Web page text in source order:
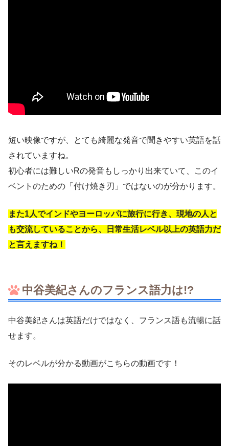
短い映像ですが、とても綺麗な発音で聞きやすい英語を話
されていますね。
初心者には難しいRの発音もしっかり出来ていて、このイ
ベントのための「付け焼き刃」ではないのが分かります。
また1人でインドやヨーロッパに旅行に行き、現地の人と
も交流していることから、日常生活レベル以上の英語力だ
と言えますね！
中谷美紀さんのフランス語力は!?
中谷美紀さんは英語だけではなく、フランス語も流暢に話
せます。
そのレベルが分かる動画がこちらの動画です！